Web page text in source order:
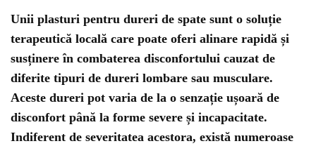
Unii plasturi pentru dureri de spate sunt o soluție
terapeutică locală care poate oferi alinare rapidă și
susținere în combaterea disconfortului cauzat de
diferite tipuri de dureri lombare sau musculare.
Aceste dureri pot varia de la o senzație ușoară de
disconfort până la forme severe și incapacitate.
Indiferent de severitatea acestora, există numeroase